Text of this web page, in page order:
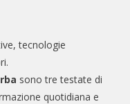
tecnologie
sono tre testate di
quotidiana e